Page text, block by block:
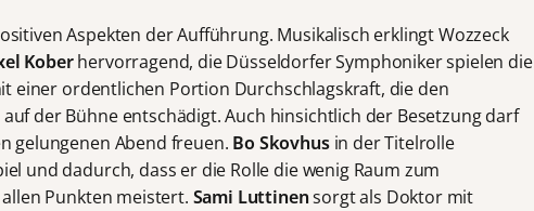
Aspekten der Aufführung. Musikalisch erklingt Wozzeck
Koberhervorragend, die Düsseldorfer Symphoniker spielen die
einer ordentlichen Portion Durchschlagskraft, die den
der Bühne entschädigt. Auch hinsichtlich der Besetzung darf
gelungenen Abend freuen. Bo Skovhusin der Titelrolle
und dadurch, dass er die Rolle die wenig Raum zum
Punkten meistert. Sami Luttinensorgt als Doktor mit